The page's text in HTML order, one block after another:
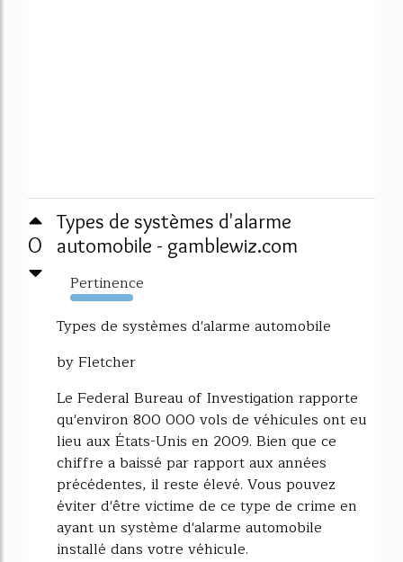
0
Types de systèmes d'alarme
automobile - gamblewiz.com
Pertinence
1675%
Types de systèmes d'alarme automobile
by Fletcher
Le Federal Bureau of Investigation rapporte
qu'environ 800 000 vols de véhicules ont eu
lieu aux États-Unis en 2009. Bien que ce
chiffre a baissé par rapport aux années
précédentes, il reste élevé. Vous pouvez
éviter d'être victime de ce type de crime en
ayant un système d'alarme automobile
installé dans votre véhicule.